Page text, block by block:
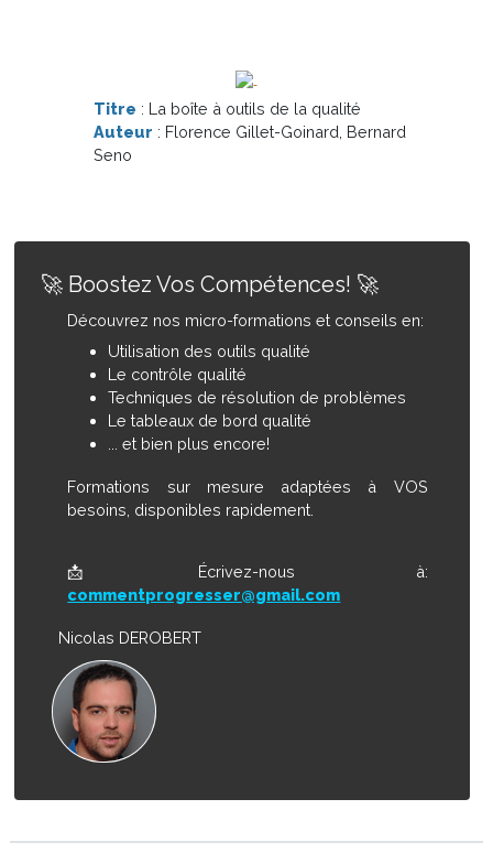
Titre : La boîte à outils de la qualité
Auteur : Florence Gillet-Goinard, Bernard
Seno
🚀 Boostez Vos Compétences! 🚀
Découvrez nos micro-formations et conseils en:
Utilisation des outils qualité
Le contrôle qualité
Techniques de résolution de problèmes
Le tableaux de bord qualité
... et bien plus encore!
Formations sur mesure adaptées à VOS
besoins, disponibles rapidement.
📩Écrivez-nous à:
commentprogresser@gmail.com
Nicolas DEROBERT